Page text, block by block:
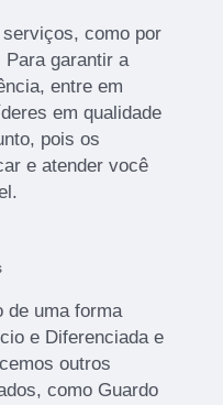
como por
Para garantir a
entre em
em qualidade
pois os
e atender você
de uma forma
e Diferenciada e
outros
como Guardo